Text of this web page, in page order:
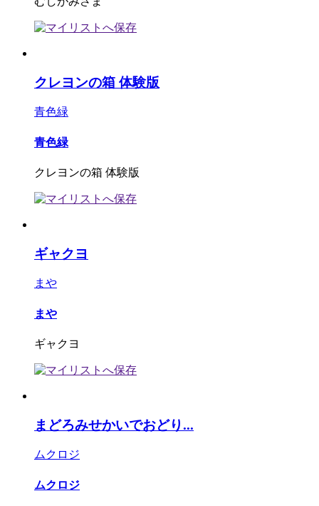
クレヨンの箱 体験版
青色緑
青色緑
クレヨンの箱 体験版
ギャクヨ
まや
まや
ギャクヨ
まどろみせかいでおどり...
ムクロジ
ムクロジ